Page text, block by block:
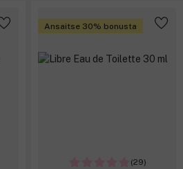
Ansaitse 30% bonusta
(29)